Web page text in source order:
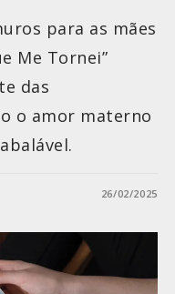
para as mães
Me Tornei”
das
o amor materno
26/02/2025